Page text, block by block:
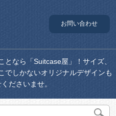
お問い合わせ
なら「Suitcase屋」！サイズ、
でしかないオリジナルデザインも
ださいませ。